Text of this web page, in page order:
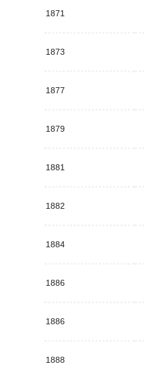
1871
1873
1877
1879
1881
1882
1884
1886
1886
1888